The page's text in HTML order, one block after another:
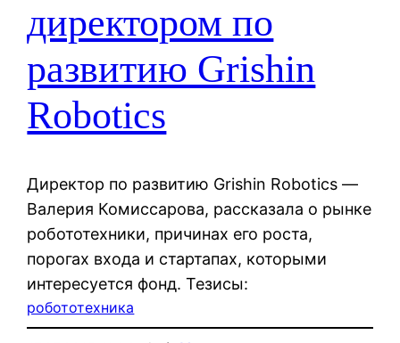
директором по
развитию Grishin
Robotics
Директор по развитию Grishin Robotics —
Валерия Комиссарова, рассказала о рынке
робототехники, причинах его роста,
порогах входа и стартапах, которыми
интересуется фонд. Тезисы:
робототехника